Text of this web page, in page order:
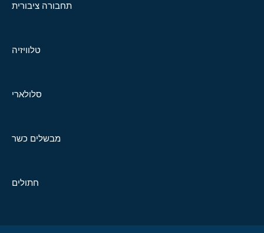
תחבורה ציבורית
טלוויזיה
סלולארי
מבשלים כשר
חתולים